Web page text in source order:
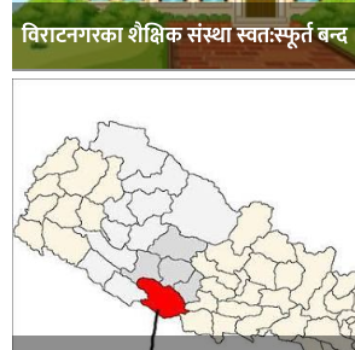
विराटनगरका शैक्षिक संस्था स्वत:स्फूर्त बन्द